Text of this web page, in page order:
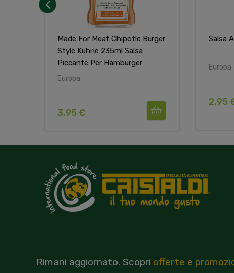
Made For Meat Chipotle Burger
Style Kuhne 235ml Salsa
Piccante Per Hamburger
Europa
3,95 €
Salsa
Europa
2,95
Rimani aggiornato. Scopri offerte e